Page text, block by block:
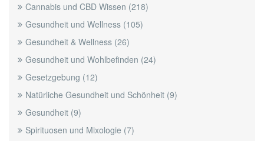
Cannabis und CBD Wissen (218)
Gesundheit und Wellness (105)
Gesundheit & Wellness (26)
Gesundheit und Wohlbefinden (24)
Gesetzgebung (12)
Natürliche Gesundheit und Schönheit (9)
Gesundheit (9)
Spirituosen und Mixologie (7)